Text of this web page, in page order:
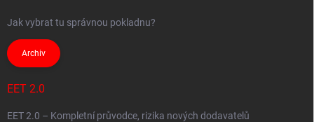
Jak vybrat tu správnou pokladnu?
Archiv
EET 2.0
EET 2.0 – Kompletní průvodce, rizika nových dodavatelů